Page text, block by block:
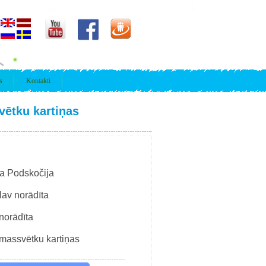
Kontakti
kartiņas
Podskočija
norādīta
kartiņas